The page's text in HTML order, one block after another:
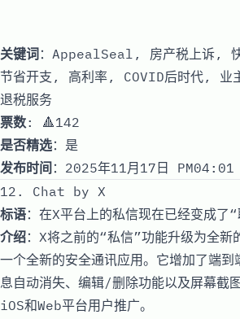
关键词 ：AppealSeal, 房产税上诉,
节省开支, 高利率, COVID后时代, 业
退税服务
票数: 🔺142
是否精选：是
发布时间 ：2025年11月17日
12. Chat by X
标语：在X平台上的私信现在已经变成了“
介绍：X将之前的“私信”功能升级为全新
一个全新的安全通讯应用。它增加了端到
息自动消失、编辑/删除功能以及屏幕截
iOS和Web平台用户推广。